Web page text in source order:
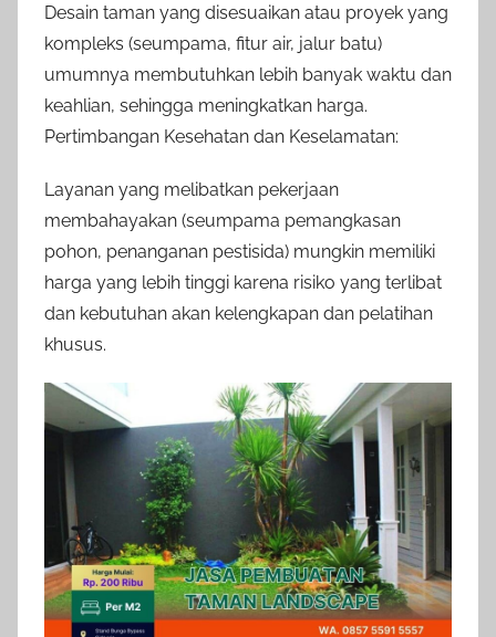
Desain taman yang disesuaikan atau proyek yang
kompleks (seumpama, fitur air, jalur batu)
umumnya membutuhkan lebih banyak waktu dan
keahlian, sehingga meningkatkan harga.
Pertimbangan Kesehatan dan Keselamatan:
Layanan yang melibatkan pekerjaan
membahayakan (seumpama pemangkasan
pohon, penanganan pestisida) mungkin memiliki
harga yang lebih tinggi karena risiko yang terlibat
dan kebutuhan akan kelengkapan dan pelatihan
khusus.